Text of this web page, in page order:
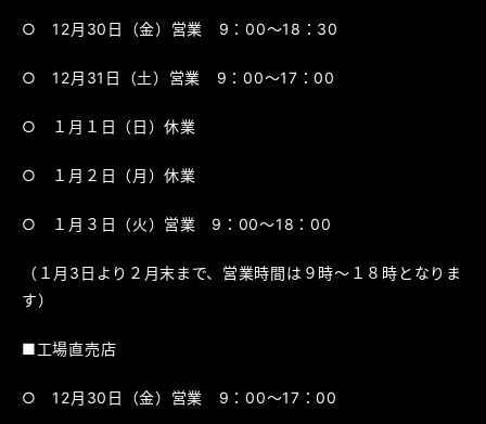
○ 12月30日（金）営業 9：00～18：30
○ 12月31日（土）営業 9：00～17：00
○ １月１日（日）休業
○ １月２日（月）休業
○ １月３日（火）営業 9：00～18：00
（１月3日より２月末まで、営業時間は９時～１８時となりま
す）
■工場直売店
○ 12月30日（金）営業 9：00～17：00